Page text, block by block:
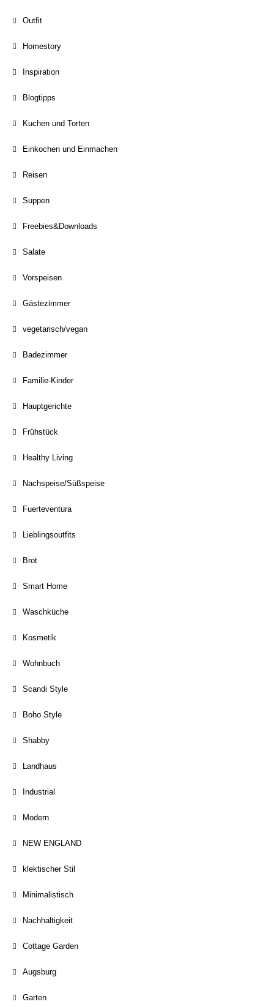
Outfit
Homestory
Inspiration
Blogtipps
Kuchen und Torten
Einkochen und Einmachen
Reisen
Suppen
Freebies&Downloads
Salate
Vorspeisen
Gästezimmer
vegetarisch/vegan
Badezimmer
Familie-Kinder
Hauptgerichte
Frühstück
Healthy Living
Nachspeise/Süßspeise
Fuerteventura
Lieblingsoutfits
Brot
Smart Home
Waschküche
Kosmetik
Wohnbuch
Scandi Style
Boho Style
Shabby
Landhaus
Industrial
Modern
NEW ENGLAND
klektischer Stil
Minimalistisch
Nachhaltigkeit
Cottage Garden
Augsburg
Garten